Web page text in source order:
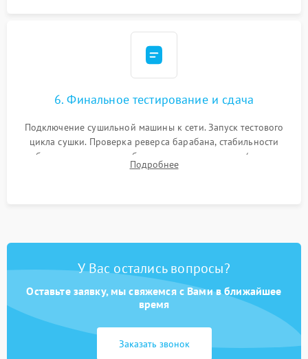
6. Финальное тестирование и сдача
Подключение сушильной машины к сети. Запуск тестового
цикла сушки. Проверка реверса барабана, стабильности
набора температуры, работы дренажного насоса (откачка
конденсата) и отсутствия посторонних скрипов, стуков или
Подробнее
У Вас остались вопросы?
Оставьте заявку, мы свяжемся с Вами в ближайшее
время
Заказать звонок